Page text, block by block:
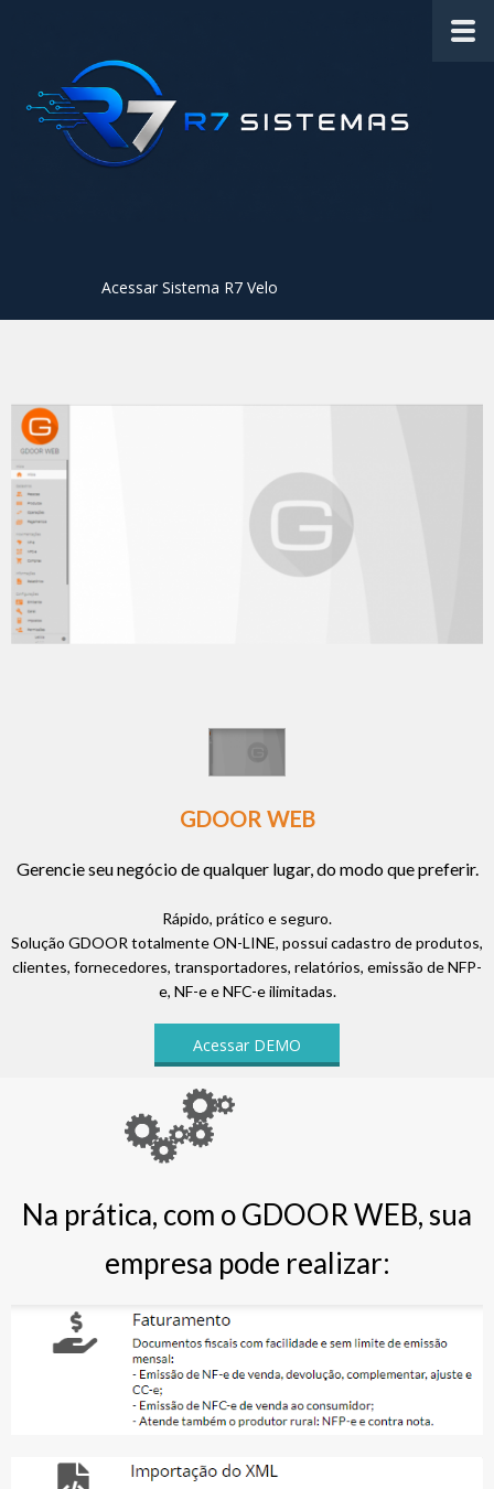
Acessar Sistema R7 Velo
GDOOR WEB
Gerencie seu negócio de qualquer lugar, do modo que preferir.
Rápido, prático e seguro.
Solução GDOOR totalmente ON-LINE, possui cadastro de produtos,
clientes, fornecedores, transportadores, relatórios, emissão de NFP-
e, NF-e e NFC-e ilimitadas.
Acessar DEMO
Na prática, com o GDOOR WEB, sua
empresa pode realizar: